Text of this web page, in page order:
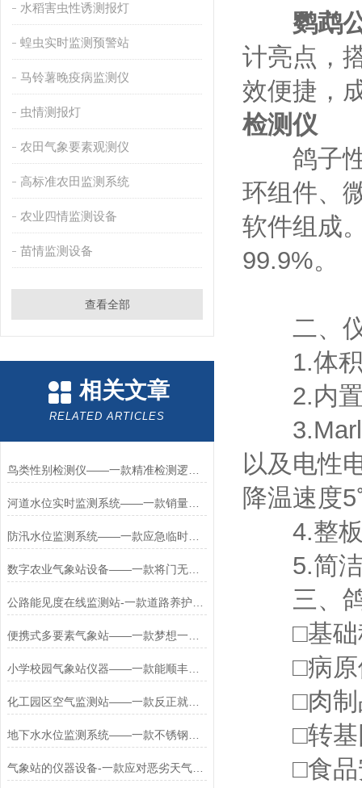
水稻害虫性诱测报灯
蝗虫实时监测预警站
马铃薯晚疫病监测仪
虫情测报灯
农田气象要素观测仪
高标准农田监测系统
农业四情监测设备
苗情监测设备
查看全部
相关文章
RELATED ARTICLES
河道水位实时监测系统——一款销量高的水位自动监测预警系统2023快发货
防汛水位监测系统——一款应急临时监测的道路水位监测系统2026+派+送
数字农业气象站设备——一款将门无犬子的果园小气候监测仪器
便携式多要素气象站——一款梦想一定可期的便携式自动气象观测仪2024万象
小学校园气象站仪器——一款能顺丰包邮的学校室外气象站@2022已更新
化工园区空气监测站——一款反正就是念念不忘的燃油库防爆气象站
气象站的仪器设备-一款应对恶劣天气自动交通气象站2025全+境+派+送
鹦鹉
计亮点，
效便捷，
检测仪
鸽子性
环组件、
软件组成
99.9%。
二、仪
1.体积
2.内置
以及电性
降温速度
4.整板
5.简洁
三、鸽
□基础
□病原
□肉制
□转基
□食品